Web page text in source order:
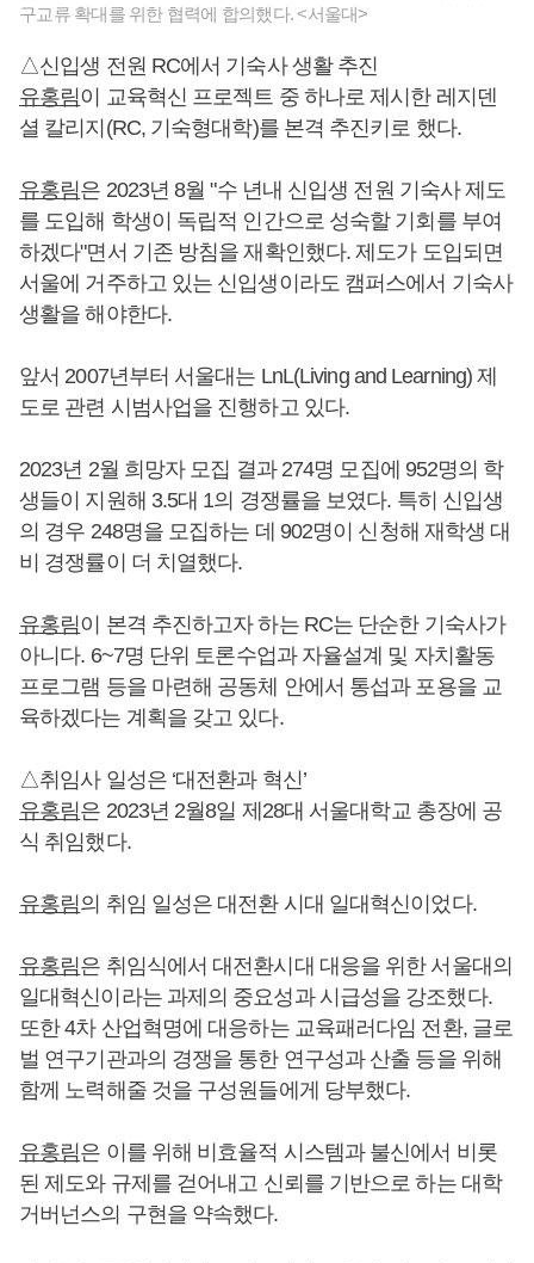
구교류 확대를 위한 협력에 합의했다. <서울대>
△신입생 전원 RC에서 기숙사 생활 추진
유홍림이 교육혁신 프로젝트 중 하나로 제시한 레지덴
셜 칼리지(RC, 기숙형대학)를 본격 추진키로 했다.
유홍림은 2023년 8월 "수 년내 신입생 전원 기숙사 제도
를 도입해 학생이 독립적 인간으로 성숙할 기회를 부여
하겠다"면서 기존 방침을 재확인했다. 제도가 도입되면
서울에 거주하고 있는 신입생이라도 캠퍼스에서 기숙사
생활을 해야한다.
앞서 2007년부터 서울대는 LnL(Living and Learning) 제
도로 관련 시범사업을 진행하고 있다.
2023년 2월 희망자 모집 결과 274명 모집에 952명의 학
생들이 지원해 3.5대 1의 경쟁률을 보였다. 특히 신입생
의 경우 248명을 모집하는 데 902명이 신청해 재학생 대
비 경쟁률이 더 치열했다.
유홍림이 본격 추진하고자 하는 RC는 단순한 기숙사가
아니다. 6~7명 단위 토론수업과 자율설계 및 자치활동
프로그램 등을 마련해 공동체 안에서 통섭과 포용을 교
육하겠다는 계획을 갖고 있다.
△취임사 일성은 ‘대전환과 혁신’
유홍림은 2023년 2월8일 제28대 서울대학교 총장에 공
식 취임했다.
유홍림의 취임 일성은 대전환 시대 일대혁신이었다.
유홍림은 취임식에서 대전환시대 대응을 위한 서울대의
일대혁신이라는 과제의 중요성과 시급성을 강조했다.
또한 4차 산업혁명에 대응하는 교육패러다임 전환, 글로
벌 연구기관과의 경쟁을 통한 연구성과 산출 등을 위해
함께 노력해줄 것을 구성원들에게 당부했다.
유홍림은 이를 위해 비효율적 시스템과 불신에서 비롯
된 제도와 규제를 걷어내고 신뢰를 기반으로 하는 대학
거버넌스의 구현을 약속했다.